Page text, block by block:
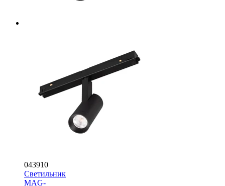
043910
Светильник
MAG-